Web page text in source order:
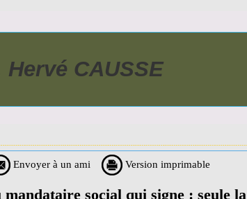
CAUSSE
Envoyer à un ami Version imprimable
social qui signe : seule la